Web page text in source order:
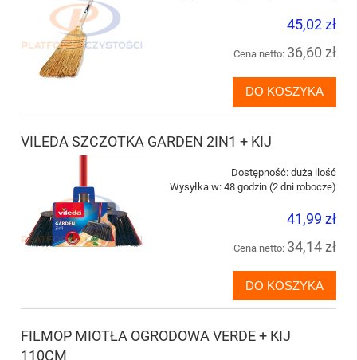
45,02 zł
Cena netto: 36,60 zł
DO KOSZYKA
VILEDA SZCZOTKA GARDEN 2IN1 + KIJ
Dostępność: duża ilość
Wysyłka w: 48 godzin (2 dni robocze)
41,99 zł
Cena netto: 34,14 zł
DO KOSZYKA
FILMOP MIOTŁA OGRODOWA VERDE + KIJ
110CM